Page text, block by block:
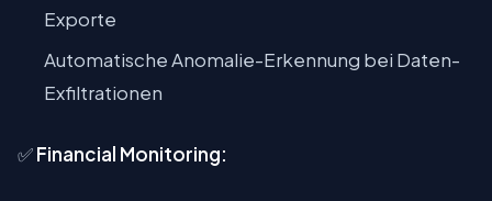
Exporte
Automatische Anomalie-Erkennung bei Daten-
Exfiltrationen
✅Financial Monitoring: